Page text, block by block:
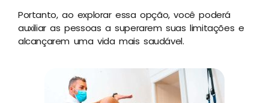
Portanto, ao explorar essa opção, você poderá
auxiliar as pessoas a superarem suas limitações e
alcançarem uma vida mais saudável.